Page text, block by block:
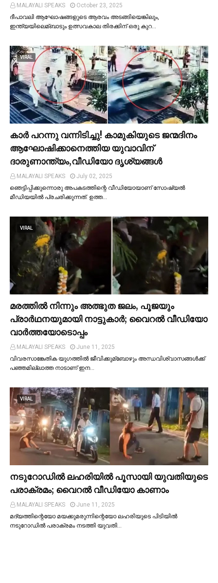
MALAYALI SPEAKS
October 23, 2025
ദീപാവലി ആഘോഷങ്ങളുടെ ആരവം അടങ്ങിയെങ്കിലും,
ഇന്ത്യയിലെമ്ബാടും ഉത്സവകാല തിരക്കിന് ഒരു കുറ…
VIRAL
കാര്‍ പറന്നു വന്നിടിച്ചു! കാമുകിയുടെ ജന്മദിനം
ആഘോഷിക്കാനെത്തിയ യുവാവിന്
ദാരുണാന്ത്യം,വീഡിയോ ദൃശ്യങ്ങൾ
MALAYALI SPEAKS
July 02, 2025
ഞെട്ടിപ്പിക്കുന്നൊരു അപകടത്തിന്റെ വീഡിയോയാണ് സോഷ്യല്‍
മീഡിയയില്‍ പ്രചരിക്കുന്നത്. ഉത്ത…
VIRAL
മരത്തില്‍ നിന്നും അത്ഭുത ജലം, പൂജയും
പ്രാര്‍ഥനയുമായി നാട്ടുകാര്‍; വൈറൽ വീഡിയോ
വാർത്തയോടൊപ്പം
MALAYALI SPEAKS
June 11, 2025
വിവരസാങ്കേതിക യുഗത്തില്‍ ജീവിക്കുമ്ബോഴും അന്ധവിശ്വാസങ്ങള്‍ക്ക്
പഞ്ഞമില്ലാത്ത നാടാണ് ഇന…
VIRAL
നടുറോഡില്‍ ലഹരിയില്‍ പൂസായി യുവതിയുടെ
പരാക്രമം; വൈറൽ വീഡിയോ കാണാം
MALAYALI SPEAKS
June 11, 2025
മദ്യത്തിന്റെയോ മയക്കുമരുന്നിന്റെയോ ലഹരിയുടെ പിടിയില്‍
നടുറോഡില്‍ പരാക്രമം നടത്തി യുവതി…